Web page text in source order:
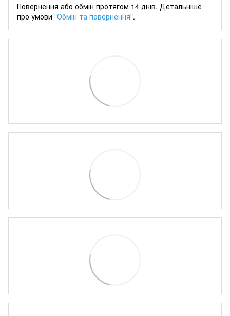
Повернення або обмін протягом 14 днів. Детальніше
про умови "Обмін та повернення".